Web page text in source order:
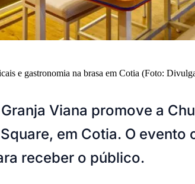
e gastronomia na brasa em Cotia (Foto:
Viana promove a
em Cotia. O
receber o público.